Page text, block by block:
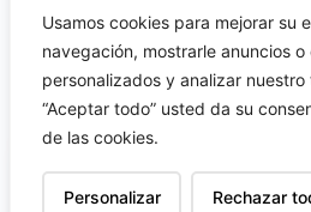
Usamos cookies para mejorar su
navegación, mostrarle anuncios
personalizados y analizar
“Aceptar todo” usted da su
de las cookies.
Personalizar Rechazar
Al pinchar en
política de privacidad
nuestros correos